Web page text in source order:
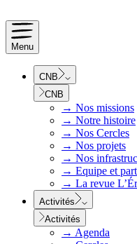
Menu
CNB
CNB
→ Nos missions
→ Notre histoire
→ Nos Cercles
→ Nos projets
→ Nos
→ Equipe et
→ La revue
Activités
Activités
→ Agenda